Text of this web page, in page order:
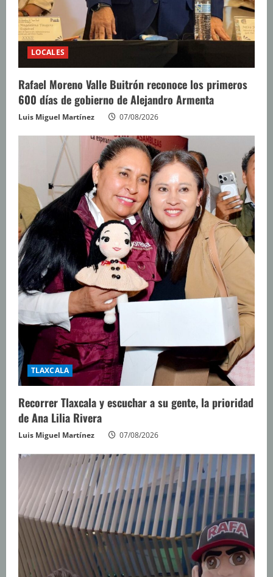
LOCALES
Rafael Moreno Valle Buitrón reconoce los primeros
600 días de gobierno de Alejandro Armenta
Luis Miguel Martínez 07/08/2026
TLAXCALA
Recorrer Tlaxcala y escuchar a su gente, la prioridad
de Ana Lilia Rivera
Luis Miguel Martínez 07/08/2026